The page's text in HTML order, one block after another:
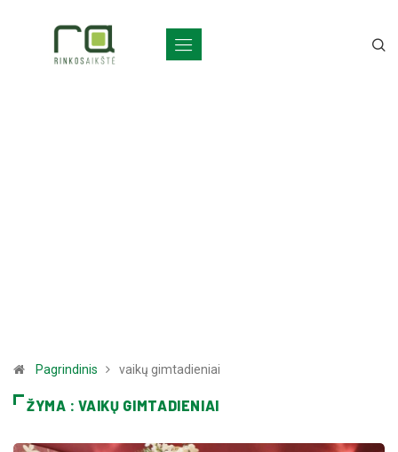
Pagrindinis vaikų gimtadieniai
ŽYMA : VAIKŲ GIMTADIENIAI